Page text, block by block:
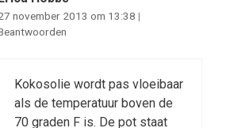
november 2013 om 13:38 |
Kokosolie wordt pas vloeibaar
als de temperatuur boven de
70 graden F is. De pot staat